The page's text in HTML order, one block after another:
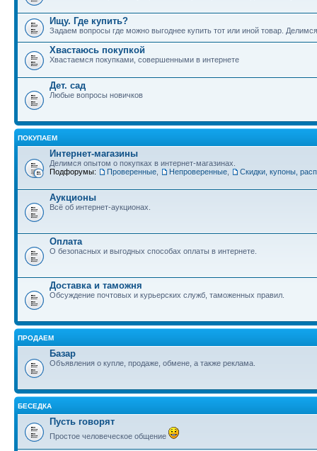
Ищу. Где купить?
Задаем вопросы где можно выгоднее купить тот или иной товар.
Хвастаюсь покупкой
Хвастаемся покупками, совершенными в интернете
Дет. сад
Любые вопросы новичков
ПОКУПАЕМ
Интернет-магазины
Делимся опытом о покупках в интернет-магазинах.
Подфорумы:
Проверенные Непроверенные Скидки, купоны,
Аукционы
Всё об интернет-аукционах.
Оплата
О безопасных и выгодных способах оплаты в интернете.
Доставка и таможня
Обсуждение почтовых и курьерских служб, таможенных правил.
ПРОДАЕМ
Базар
Объявления о купле, продаже, обмене, а также реклама.
БЕСЕДКА
Пусть говорят
Простое человеческое общение